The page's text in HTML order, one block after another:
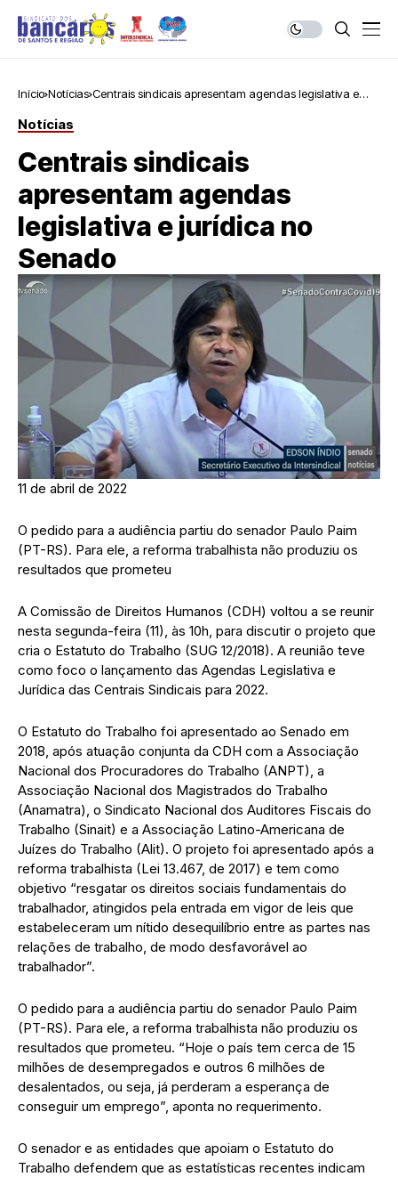
Início Notícias Centrais sindicais apresentam agendas legislativa e
Notícias
Centrais sindicais
apresentam agendas
legislativa e jurídica no
Senado
11 de abril de 2022
O pedido para a audiência partiu do senador Paulo Paim
(PT-RS). Para ele, a reforma trabalhista não produziu os
resultados que prometeu
A Comissão de Direitos Humanos (CDH) voltou a se reunir
nesta segunda-feira (11), às 10h, para discutir o projeto que
cria o Estatuto do Trabalho (SUG 12/2018). A reunião teve
como foco o lançamento das Agendas Legislativa e
Jurídica das Centrais Sindicais para 2022.
O Estatuto do Trabalho foi apresentado ao Senado em
2018, após atuação conjunta da CDH com a Associação
Nacional dos Procuradores do Trabalho (ANPT), a
Associação Nacional dos Magistrados do Trabalho
(Anamatra), o Sindicato Nacional dos Auditores Fiscais do
Trabalho (Sinait) e a Associação Latino-Americana de
Juízes do Trabalho (Alit). O projeto foi apresentado após a
reforma trabalhista (Lei 13.467, de 2017) e tem como
objetivo “resgatar os direitos sociais fundamentais do
trabalhador, atingidos pela entrada em vigor de leis que
estabeleceram um nítido desequilíbrio entre as partes nas
relações de trabalho, de modo desfavorável ao
trabalhador”.
O pedido para a audiência partiu do senador Paulo Paim
(PT-RS). Para ele, a reforma trabalhista não produziu os
resultados que prometeu. “Hoje o país tem cerca de 15
milhões de desempregados e outros 6 milhões de
desalentados, ou seja, já perderam a esperança de
conseguir um emprego”, aponta no requerimento.
O senador e as entidades que apoiam o Estatuto do
Trabalho defendem que as estatísticas recentes indicam